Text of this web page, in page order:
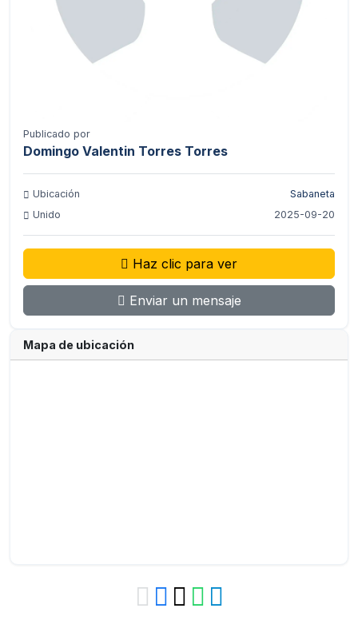
Publicado por
Domingo Valentin Torres Torres
Ubicación
Sabaneta
Unido
2025-09-20
Haz clic para ver
Enviar un mensaje
Mapa de ubicación